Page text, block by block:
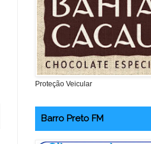
Proteção Veicular
Barro Preto FM